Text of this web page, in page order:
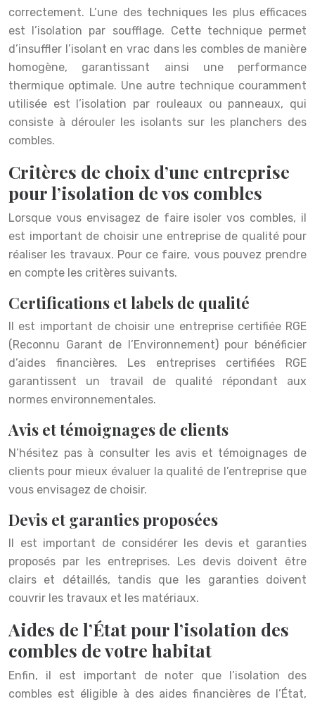
correctement. L’une des techniques les plus efficaces
est l’isolation par soufflage. Cette technique permet
d’insuffler l’isolant en vrac dans les combles de manière
homogène, garantissant ainsi une performance
thermique optimale. Une autre technique couramment
utilisée est l’isolation par rouleaux ou panneaux, qui
consiste à dérouler les isolants sur les planchers des
combles.
Critères de choix d’une entreprise
pour l’isolation de vos combles
Lorsque vous envisagez de faire isoler vos combles, il
est important de choisir une entreprise de qualité pour
réaliser les travaux. Pour ce faire, vous pouvez prendre
en compte les critères suivants.
Certifications et labels de qualité
Il est important de choisir une entreprise certifiée RGE
(Reconnu Garant de l’Environnement) pour bénéficier
d’aides financières. Les entreprises certifiées RGE
garantissent un travail de qualité répondant aux
normes environnementales.
Avis et témoignages de clients
N’hésitez pas à consulter les avis et témoignages de
clients pour mieux évaluer la qualité de l’entreprise que
vous envisagez de choisir.
Devis et garanties proposées
Il est important de considérer les devis et garanties
proposés par les entreprises. Les devis doivent être
clairs et détaillés, tandis que les garanties doivent
couvrir les travaux et les matériaux.
Aides de l’État pour l’isolation des
combles de votre habitat
Enfin, il est important de noter que l’isolation des
combles est éligible à des aides financières de l’État,